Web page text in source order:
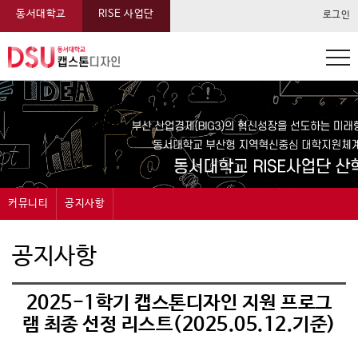
동서대학교 RISE 사업단 로그인
커뮤니티
과제신청
과제관리
온라인전시
공지사항
묻고답하기
자료실
FAQ
공지사항
2025-1학기 캡스톤디자인 지원 프로그
램 최종 선정 리스트(2025.05.12.기준)